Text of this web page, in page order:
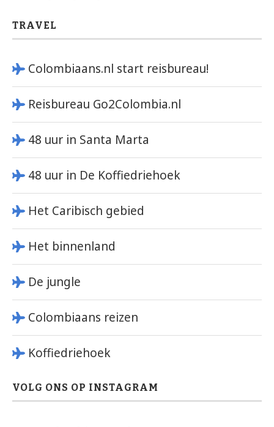
TRAVEL
Colombiaans.nl start reisbureau!
Reisbureau Go2Colombia.nl
48 uur in Santa Marta
48 uur in De Koffiedriehoek
Het Caribisch gebied
Het binnenland
De jungle
Colombiaans reizen
Koffiedriehoek
VOLG ONS OP INSTAGRAM